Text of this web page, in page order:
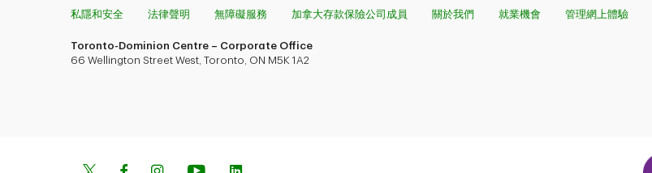
私隱和安全 法律聲明 無障礙服務 加拿大存款保險公司成員 關於我們 就業機會 管理網上體驗
Toronto-Dominion Centre – Corporate Office
66 Wellington Street West, Toronto, ON M5K 1A2